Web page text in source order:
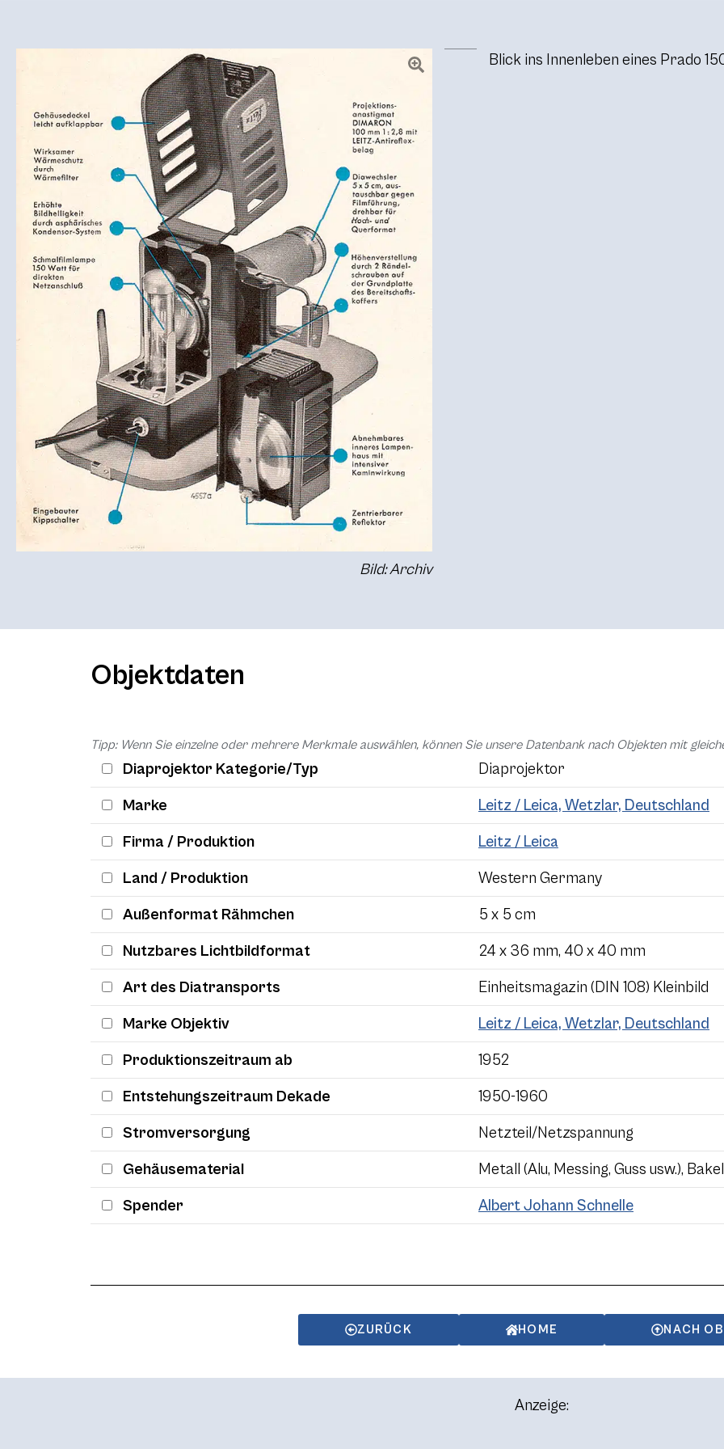
Bild: Archiv
Blick ins Innenleben eines Prado
Objektdaten
Tipp: Wenn Sie einzelne oder mehrere Merkmale auswählen, können Sie unsere Datenbank nach Objekten mit
Diaprojektor Kategorie/Typ Diaprojektor
Marke Leitz / Leica, Wetzlar, Deutschland
Firma / Produktion Leitz / Leica
Land / Produktion Western Germany
Außenformat Rähmchen 5 x 5 cm
Nutzbares Lichtbildformat 24 x 36 mm, 40 x 40 mm
Art des Diatransports Einheitsmagazin (DIN 108) Kleinbild
Marke Objektiv Leitz / Leica, Wetzlar, Deutschland
Produktionszeitraum ab 1952
Entstehungszeitraum Dekade 1950-1960
Stromversorgung Netzteil/Netzspannung
Gehäusematerial Metall (Alu, Messing, Guss usw.),
Spender Albert Johann Schnelle
ZURÜCK HOME NACH
Anzeige: